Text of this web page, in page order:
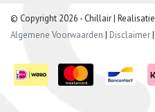
© Copyright 2026 - Chillair | Realisatie
Algemene Voorwaarden | Disclaimer|